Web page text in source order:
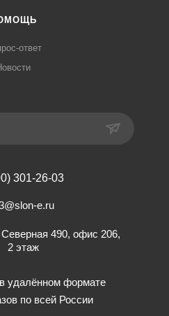
ответ
301-26-03
e.ru
490, офис 206,
2 этаж
удалённом формате
по всей России